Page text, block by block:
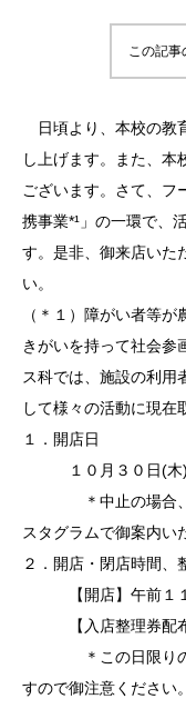
この記事
日頃より、本校の教
し上げます。また、本
ございます。さて、フ
携事業*¹」の一環で、
す。是非、御来店いた
い。
（＊１）障がい者等
きがいを持って社会参
ス科では、施設の利用
して様々の活動に現在
１．開店日
１０月３０日(木)
＊中止の場合、販
スタグラムで御案内い
２．開店・閉店時間、
【開店】午前１１
【入店整理券配布
＊この日限りの時
すので御注意ください。